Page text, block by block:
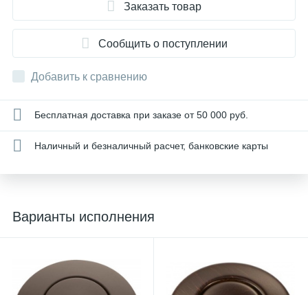
Заказать товар
Сообщить о поступлении
Добавить к сравнению
Бесплатная доставка при заказе от 50 000 руб.
Наличный и безналичный расчет, банковские карты
Варианты исполнения